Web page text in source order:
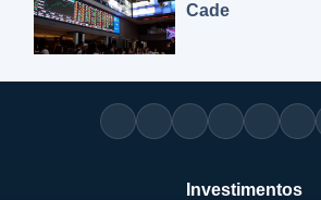
Cade
Investimentos